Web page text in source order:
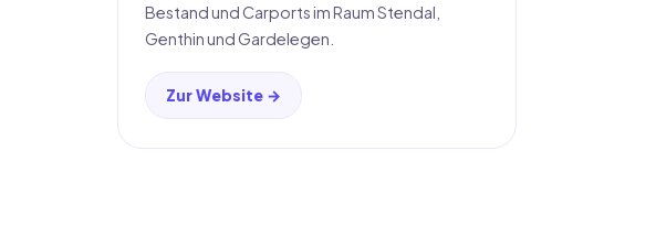
Bestand und Carports im Raum Stendal,
Genthin und Gardelegen.
Zur Website →